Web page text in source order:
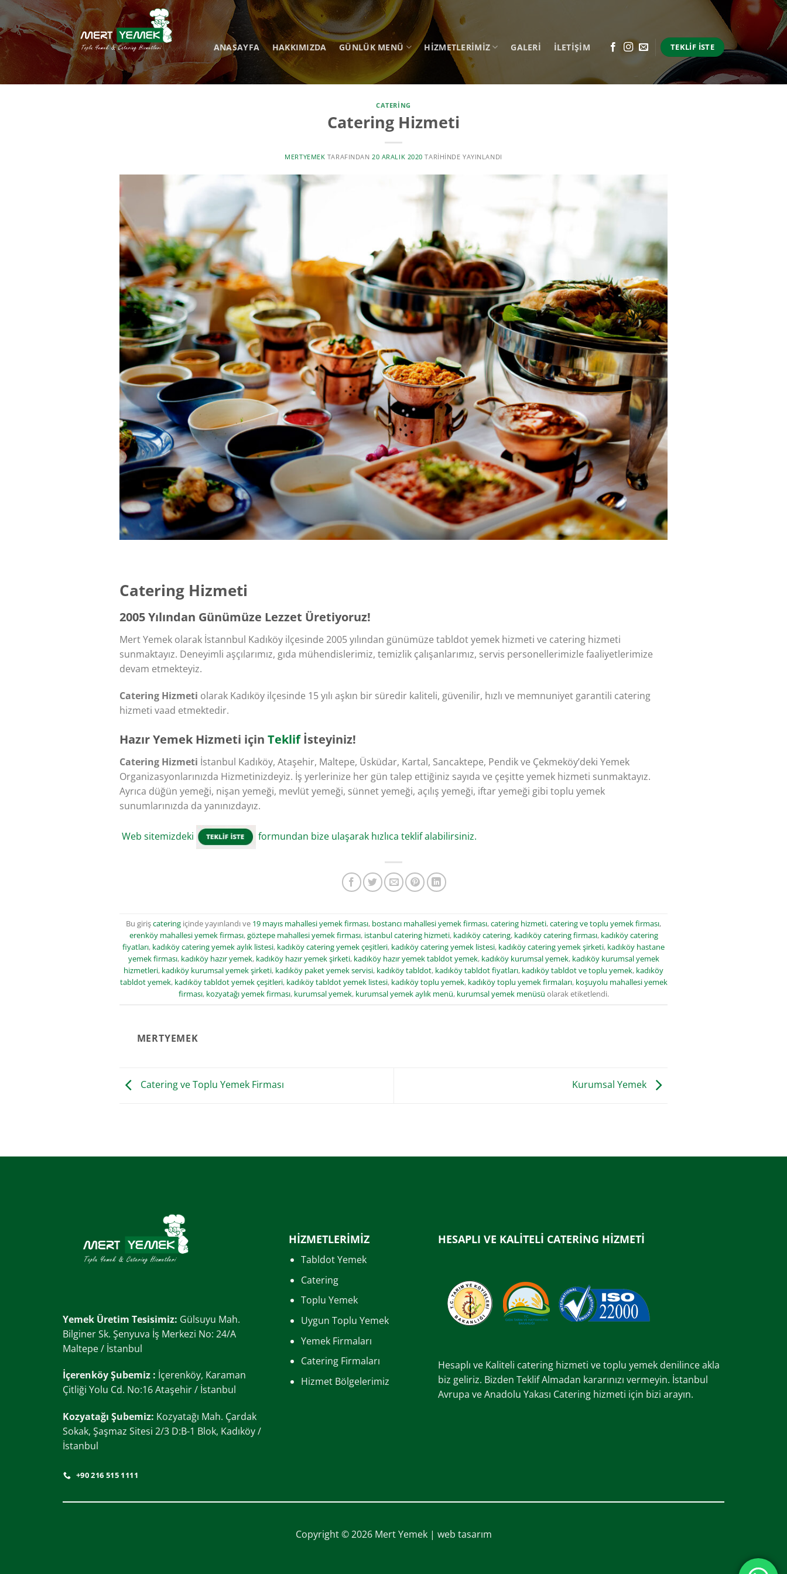
İçeriğe
ANASAYFA HAKKIMIZDA GÜNLÜK MENÜ HIZMETLERIMIZ GALERI İLETİŞİM TEKLIF İSTE
CATERING
Catering Hizmeti
MERTYEMEK TARAFINDAN 20 ARALIK 2020 TARIHINDE YAYINLANDI
Catering Hizmeti
2005 Yılından Günümüze Lezzet Üretiyoruz!​
Mert Yemek olarak İstannbul Kadıköy ilçesinde 2005 yılından günümüze tabldot yemek hizmeti ve catering hizmeti
sunmaktayız. Deneyimli aşçılarımız, gıda mühendislerimiz, temizlik çalışanlarımız, servis personellerimizle faaliyetlerimize
devam etmekteyiz.
Catering Hizmeti olarak Kadıköy ilçesinde 15 yılı aşkın bir süredir kaliteli, güvenilir, hızlı ve memnuniyet garantili catering
hizmeti vaad etmektedir.
Hazır Yemek Hizmeti için Teklifİsteyiniz!​
Catering Hizmeti İstanbul Kadıköy, Ataşehir, Maltepe, Üsküdar, Kartal, Sancaktepe, Pendik ve Çekmeköy’deki Yemek
Organizasyonlarınızda Hizmetinizdeyiz. İş yerlerinize her gün talep ettiğiniz sayıda ve çeşitte yemek hizmeti sunmaktayız.
Ayrıca düğün yemeği, nişan yemeği, mevlüt yemeği, sünnet yemeği, açılış yemeği, iftar yemeği gibi toplu yemek
sunumlarınızda da yanınızdayız.
Web sitemizdeki formundan bize ulaşarak hızlıca teklif alabilirsiniz.
Bu girişcatering içinde yayınlandı ve 19 mayıs mahallesi yemek firması, bostancı mahallesi yemek firması,catering hizmeti,catering ve toplu yemek firması,
erenköy mahallesi yemek firması,göztepe mahallesi yemek firması, istanbul catering hizmeti, kadıköy catering, kadıköy catering firması, kadıköy catering
fiyatları, kadıköy catering yemek aylık listesi, kadıköy catering yemek çeşitleri, kadıköy catering yemek listesi, kadıköy catering yemek şirketi, kadıköy hastane
yemek firması, kadıköy hazır yemek, kadıköy hazır yemek şirketi, kadıköy hazır yemek tabldot yemek, kadıköy kurumsal yemek, kadıköy kurumsal yemek
hizmetleri, kadıköy kurumsal yemek şirketi, kadıköy paket yemek servisi, kadıköy tabldot, kadıköy tabldot fiyatları, kadıköy tabldot ve toplu yemek, kadıköy
tabldot yemek, kadıköy tabldot yemek çeşitleri, kadıköy tabldot yemek listesi, kadıköy toplu yemek, kadıköy toplu yemek firmaları, koşuyolu mahallesi yemek
firması, kozyatağı yemek firması, kurumsal yemek, kurumsal yemek aylık menü, kurumsal yemek menüsü olarak etiketlendi.
MERTYEMEK
Catering ve Toplu Yemek Firması Kurumsal Yemek
Yemek Üretim Tesisimiz: Gülsuyu Mah.
Bilginer Sk. Şenyuva İş Merkezi No: 24/A
Maltepe / İstanbul
İçerenköy Şubemiz : İçerenköy, Karaman
Çitliği Yolu Cd. No:16 Ataşehir / İstanbul
Kozyatağı Şubemiz: Kozyatağı Mah. Çardak
Sokak, Şaşmaz Sitesi 2/3 D:B-1 Blok, Kadıköy /
İstanbul
+90 216 515 1111
HİZMETLERİMİZ
Tabldot Yemek
Catering
Toplu Yemek
Uygun Toplu Yemek
Yemek Firmaları
Catering Firmaları
Hizmet Bölgelerimiz
HESAPLI VE KALİTELİ CATERİNG HİZMETİ
Hesaplı ve Kaliteli catering hizmeti ve toplu yemek denilince akla
biz geliriz. Bizden Teklif Almadan kararınızı vermeyin. İstanbul
Avrupa ve Anadolu Yakası Catering hizmeti için bizi arayın.
Copyright © 2026 Mert Yemek | web tasarım